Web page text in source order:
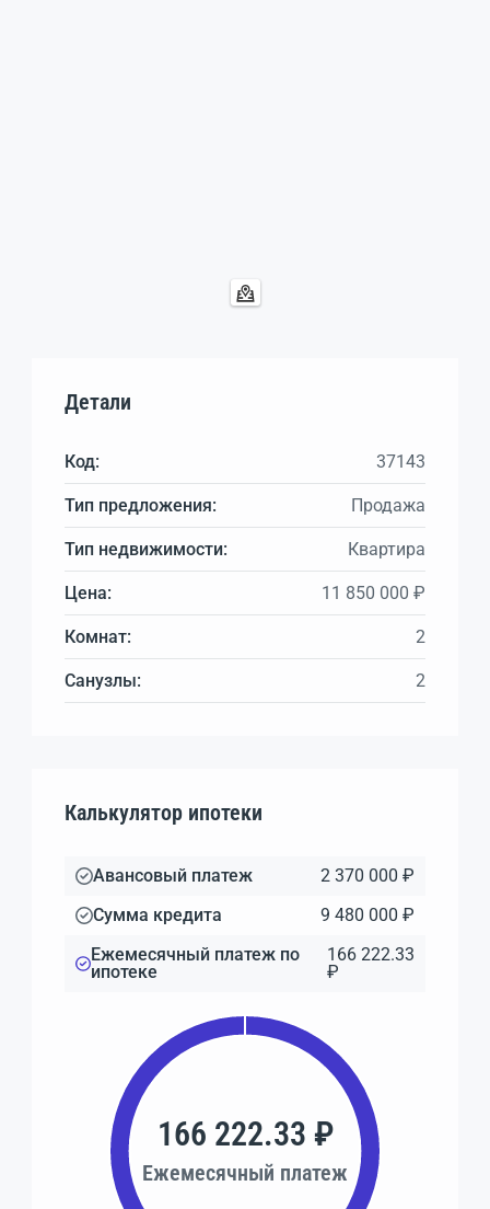
Детали
Код: 37143
Тип предложения: Продажа
Тип недвижимости: Квартира
Цена: 11 850 000 ₽
Комнат: 2
Санузлы: 2
Калькулятор ипотеки
Авансовый платеж
2 370 000 ₽
Сумма кредита
9 480 000 ₽
Ежемесячный платеж по
ипотеке
166 222.33
₽
166 222.33 ₽
Ежемесячный платеж